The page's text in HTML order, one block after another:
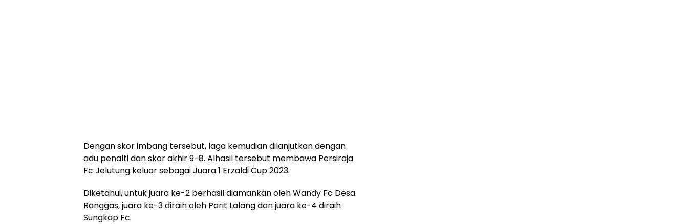
Dengan skor imbang tersebut, laga kemudian dilanjutkan dengan
adu penalti dan skor akhir 9-8. Alhasil tersebut membawa Persiraja
Fc Jelutung keluar sebagai Juara 1 Erzaldi Cup 2023.
Diketahui, untuk juara ke-2 berhasil diamankan oleh Wandy Fc Desa
Ranggas, juara ke-3 diraih oleh Parit Lalang dan juara ke-4 diraih
Sungkap Fc.